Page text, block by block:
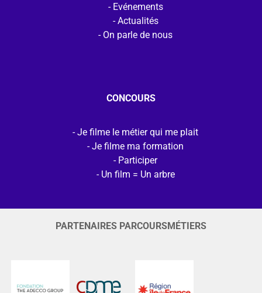
Evénements
Actualités
On parle de nous
CONCOURS
Je filme le métier qui me plait
Je filme ma formation
Participer
Un film = Un arbre
PARTENAIRES PARCOURSMÉTIERS